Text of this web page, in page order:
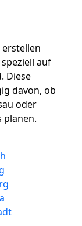
auf
Diese
davon, ob
oder
planen.